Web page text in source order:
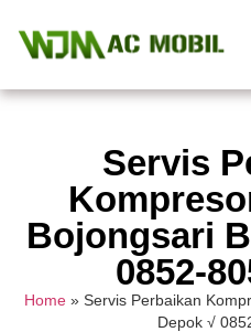
Servis
Bojongsari
0852-
Home » Servis Perbaikan
Depok √